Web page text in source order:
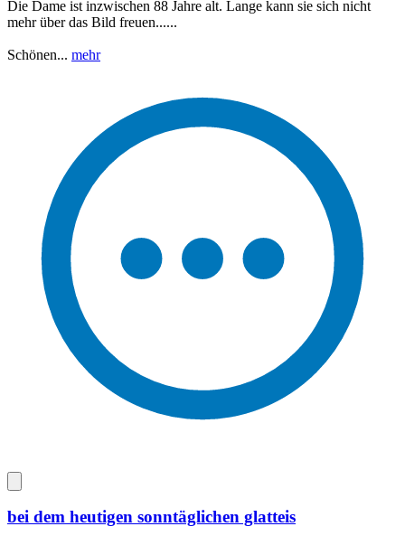
Die Dame ist inzwischen 88 Jahre alt. Lange kann sie sich nicht
mehr über das Bild freuen......
Schönen... mehr
bei dem heutigen sonntäglichen glatteis